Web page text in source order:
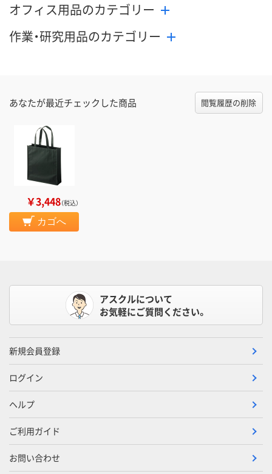
オフィス用品のカテゴリー
作業・研究用品のカテゴリー
あなたが最近チェックした商品 閲覧履歴の削除
￥3,448（税込）
カゴへ
アスクルについて
お気軽にご質問ください。
新規会員登録
ログイン
ヘルプ
ご利用ガイド
お問い合わせ